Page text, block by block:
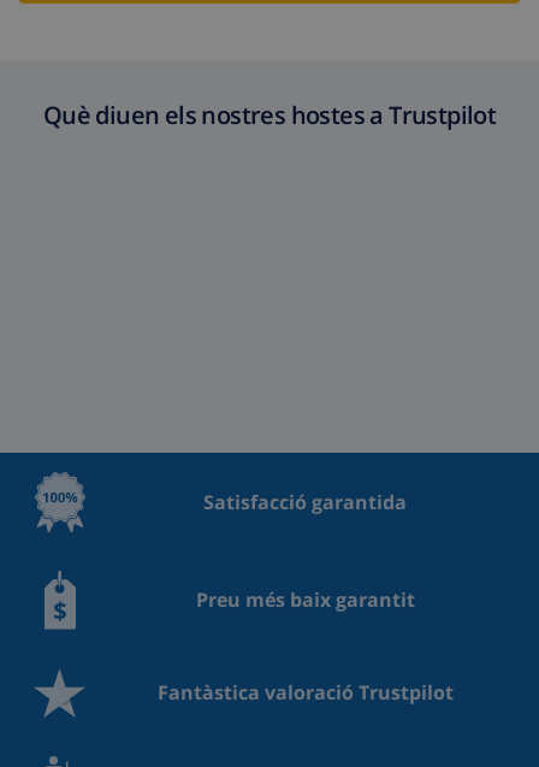
Què diuen els nostres hostes a Trustpilot
Satisfacció garantida
Preu més baix garantit
Fantàstica valoració Trustpilot